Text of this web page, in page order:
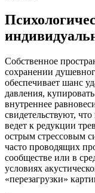
Собственное
сохранении
обеспечивает шанс
давления,
внутреннее
свидетельствуют,
ведет к редукции
острым стрессовым
часто проводящих
сообществе или в
условиях
«перезагрузки»